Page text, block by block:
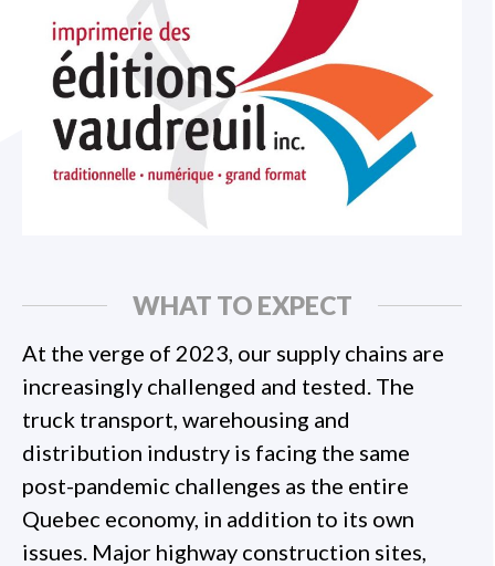
WHAT TO EXPECT
At the verge of 2023, our supply chains are
increasingly challenged and tested. The
truck transport, warehousing and
distribution industry is facing the same
post-pandemic challenges as the entire
Quebec economy, in addition to its own
issues. Major highway construction sites,